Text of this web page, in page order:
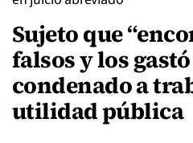
Sujeto que
falsos y los
condenado a
utilidad pública